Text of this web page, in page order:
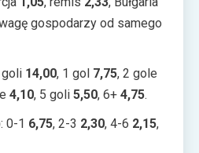
gospodarzy od samego
goli 14,00, 1 gol 7,75, 2 gole
4,10, 5 goli 5,50, 6+ 4,75.
: 0-1 6,75, 2-3 2,30, 4-6 2,15,